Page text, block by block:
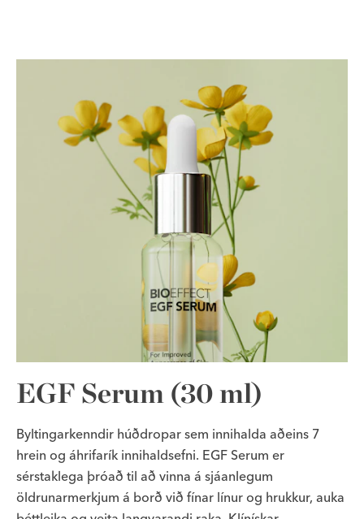
EGF Serum (30 ml)
Byltingarkenndir húðdropar sem innihalda aðeins 7
hrein og áhrifarík innihaldsefni. EGF Serum er
sérstaklega þróað til að vinna á sjáanlegum
öldrunarmerkjum á borð við fínar línur og hrukkur, auka